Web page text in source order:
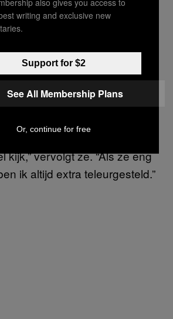
zegt ze.
eerste foto op een
bevat, is het meteen een ja
of deze tactiek
zegt ze lachend nee.
dat ze me aan het catfishen
de woordspeling – omdat ik
kat zie en niet zo goed
kijk,” vervolgt ze. “Als ze eng
ik altijd extra teleurgesteld.”
writing and exclusive new
Support for $2
See All Membership Plans
Or, continue for free